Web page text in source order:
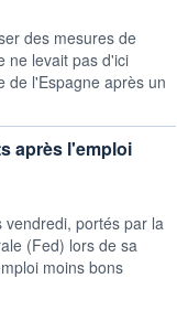
des mesures de
ne levait ​pas d'ici
de l'Espagne après un
après l'emploi
portés par la
(Fed) lors de sa
moins bons